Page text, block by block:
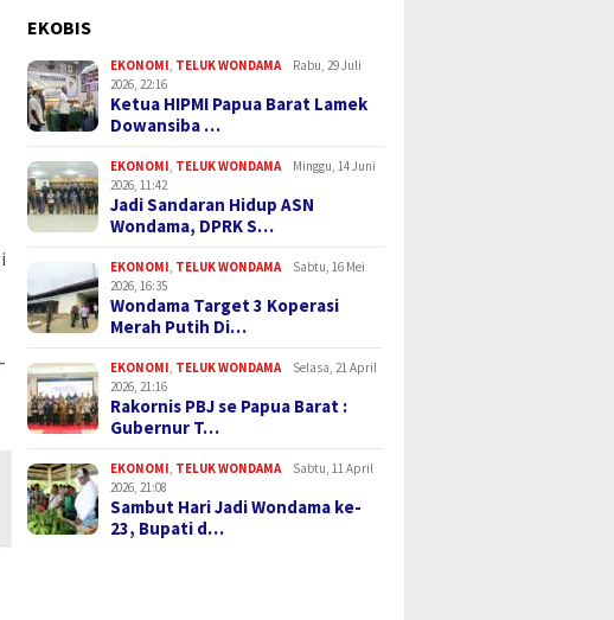
EKOBIS
EKONOMI TELUK WONDAMA
Rabu, 29 Juli
2026, 22:16
Ketua HIPMI Papua Barat Lamek
Dowansiba …
EKONOMI TELUK WONDAMA
Minggu, 14 Juni
2026, 11:42
Jadi Sandaran Hidup ASN
Wondama, DPRK S…
EKONOMI TELUK WONDAMA
Sabtu, 16 Mei
2026, 16:35
Wondama Target 3 Koperasi
Merah Putih Di…
EKONOMI TELUK WONDAMA
Selasa, 21 April
2026, 21:16
Rakornis PBJ se Papua Barat :
Gubernur T…
EKONOMI TELUK WONDAMA
Sabtu, 11 April
2026, 21:08
Sambut Hari Jadi Wondama ke-
23, Bupati d…